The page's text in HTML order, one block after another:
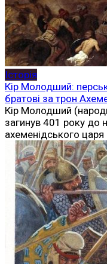
Історія
Кір Молодший:
братові за трон
Кір Молодший
загинув 401 року
ахеменідського царя